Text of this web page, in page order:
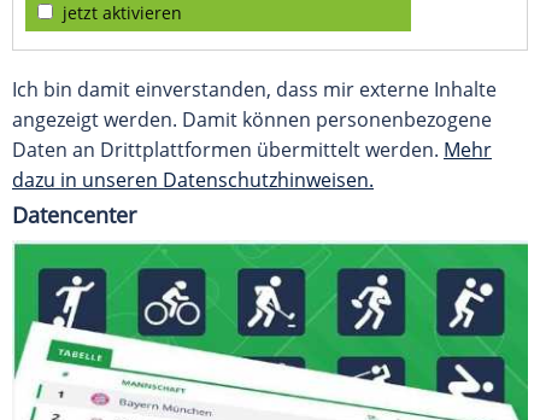
jetzt aktivieren
Ich bin damit einverstanden, dass mir externe Inhalte
angezeigt werden. Damit können personenbezogene
Daten an Drittplattformen übermittelt werden. Mehr
dazu in unseren Datenschutzhinweisen.
Datencenter